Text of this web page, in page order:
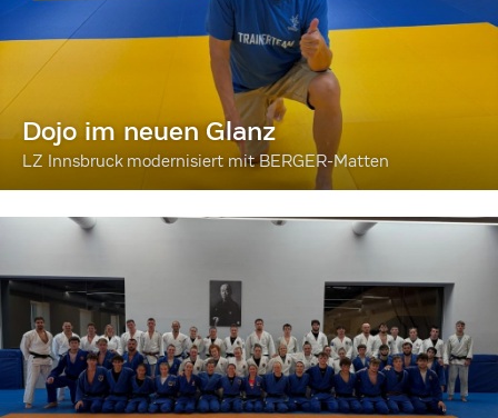
Dojo im neuen Glanz
LZ Innsbruck modernisiert mit BERGER-Matten